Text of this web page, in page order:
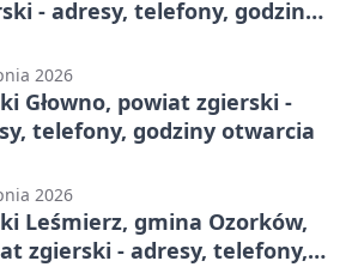
- adresy, telefony, godziny
2026
Głowno, powiat zgierski -
telefony, godziny otwarcia
2026
Leśmierz, gmina Ozorków,
zgierski - adresy, telefony,